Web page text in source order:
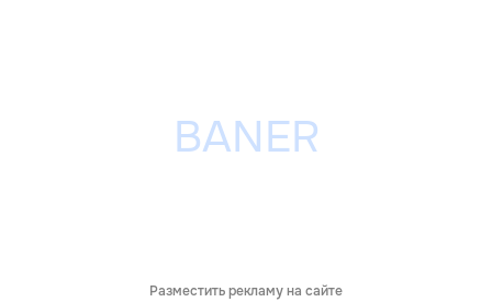
Разместить рекламу на сайте